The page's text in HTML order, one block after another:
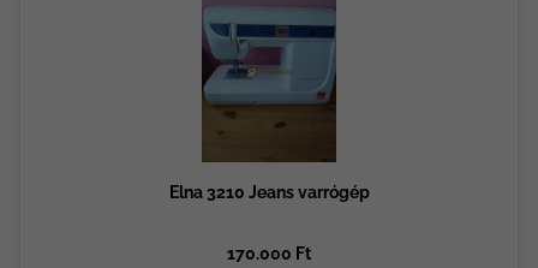
Elna 3210 Jeans varrógép
170.000 Ft